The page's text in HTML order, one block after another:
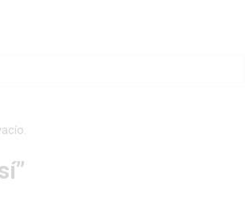
Actualizar hábitos. Corregir inercias.